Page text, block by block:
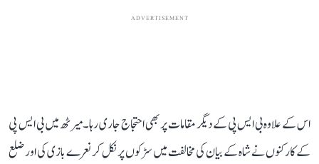
ADVERTISEMENT
اس کے علاوہ بی ایس پی کے دیگر مقامات پر بھی احتجاج جاری رہا۔ میرٹھ میں بی ایس پی
کے کارکنوں نے شاہ کے بیان کی مخالفت میں سڑکوں پر نکل کر نعرے بازی کی اور ضلع